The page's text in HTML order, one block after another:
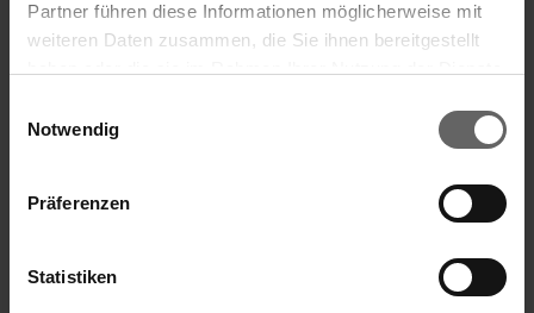
Partner führen diese Informationen möglicherweise mit
weiteren Daten zusammen, die Sie ihnen bereitgestellt
Cookies, wenn Sie unsere Webseite weiterhin nutzen.
Notwendig
Präferenzen
Statistiken
(67)